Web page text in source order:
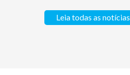
Leia todas as notícias